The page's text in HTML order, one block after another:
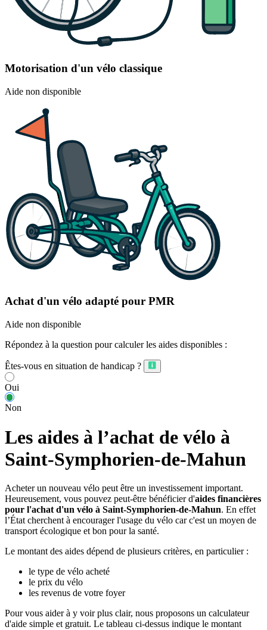
Motorisation d'un vélo classique
Aide non disponible
Achat d'un vélo adapté pour PMR
Aide non disponible
Répondez à la question pour calculer les aides disponibles :
Êtes-vous en situation de handicap ?
Oui
Non
Les aides à l’achat de vélo à
Saint-Symphorien-de-Mahun
Acheter un nouveau vélo peut être un investissement important.
Heureusement, vous pouvez peut-être bénéficier d'aides financières
pour l'achat d'un vélo à Saint-Symphorien-de-Mahun. En effet
l’État cherchent à encourager l'usage du vélo car c'est un moyen de
transport écologique et bon pour la santé.
Le montant des aides dépend de plusieurs critères, en particulier :
le type de vélo acheté
le prix du vélo
les revenus de votre foyer
Pour vous aider à y voir plus clair, nous proposons un calculateur
d'aide simple et gratuit. Le tableau ci-dessus indique le montant